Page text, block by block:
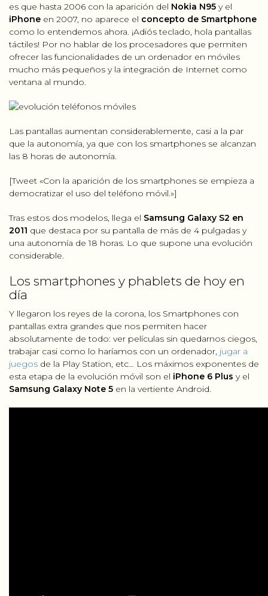
es que hasta 2006 con la aparición del Nokia N95 y el
iPhone en 2007, no aparece el concepto de Smartphone
como lo entendemos ahora. ¡Adiós teclado, hola pantallas
táctiles! Por no hablar de los procesadores que permiten
ofrecer las funcionalidades de un ordenador en móviles
mucho más pequeños y la integración de Internet como
ventana al mundo.
Las pantallas aumentan considerablemente, casi a la par
que la autonomía, ya que con los smartphones se alcanzan
las 8 horas de autonomía.
[Tweet «Con la aparición de los smartphones se empieza a
democratizar el uso del teléfono móvil.»]
Tras estos dos modelos, llega el Samsung Galaxy S2 en
2011 que destaca por su pantalla de más de 4 pulgadas y
una autonomía de 18 horas. Lo que supone una evolución
considerable.
Los smartphones y phablets de hoy en
día
Y llegaron los reyes de la corona, los Smartphones con
pantallas extra grandes que nos permiten hacer
absolutamente de todo: ver películas sin quedarnos ciegos,
trabajar casi como lo haríamos con un ordenador, jugar a
juegos de la Play Station, etc… Los máximos exponentes de
esta etapa de la evolución móvil son el iPhone 6 Plus y el
Samsung Galaxy Note 5 en la vertiente Android.